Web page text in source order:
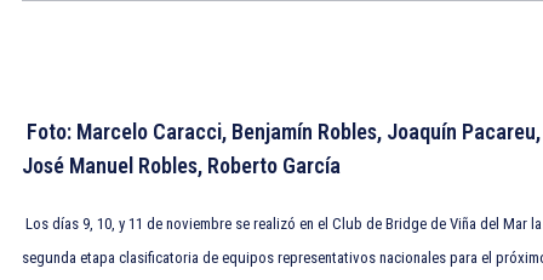
Foto: Marcelo Caracci, Benjamín Robles, Joaquín Pacareu,
José Manuel Robles, Roberto García
Los días 9, 10, y 11 de noviembre se realizó en el Club de Bridge de Viña del Mar la
segunda etapa clasificatoria de equipos representativos nacionales para el